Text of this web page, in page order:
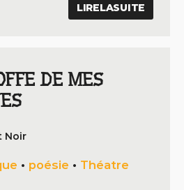
LIRELASUITE
DE MES
Noir
• poésie • Théatre